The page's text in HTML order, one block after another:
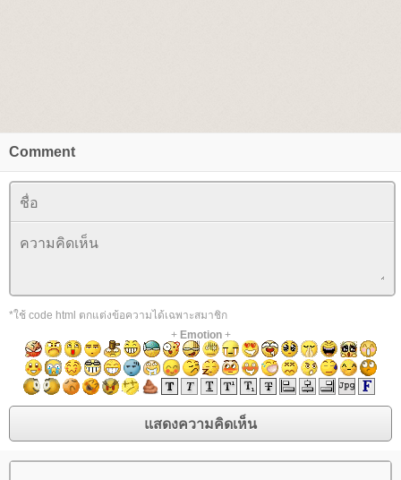
Comment
*ใช้ code html ตกแต่งข้อความได้เฉพาะสมาชิก
+ Emotion+